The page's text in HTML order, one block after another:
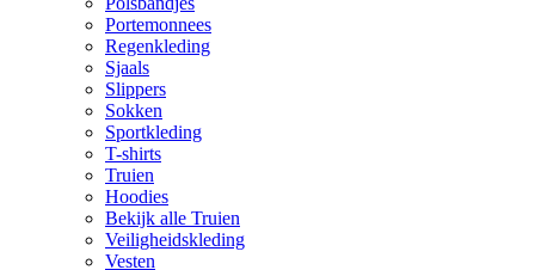
Portemonnees
Regenkleding
Sjaals
Slippers
Sokken
Sportkleding
T-shirts
Truien
Hoodies
Bekijk alle Truien
Veiligheidskleding
Vesten